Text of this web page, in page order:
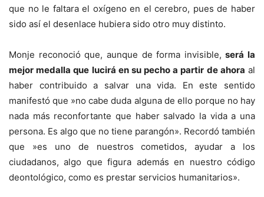
que no le faltara el oxígeno en el cerebro, pues de haber
sido así el desenlace hubiera sido otro muy distinto.
Monje reconoció que, aunque de forma invisible,será la
mejor medalla que lucirá en su pecho a partir de ahora al
haber contribuido a salvar una vida. En este sentido
manifestó que »no cabe duda alguna de ello porque no hay
nada más reconfortante que haber salvado la vida a una
persona. Es algo que no tiene parangón». Recordó también
que »es uno de nuestros cometidos, ayudar a los
ciudadanos, algo que figura además en nuestro código
deontológico, como es prestar servicios humanitarios».